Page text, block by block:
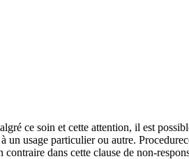
ce soin et cette attention, il est
usage particulier ou autre.
dans cette clause de non-